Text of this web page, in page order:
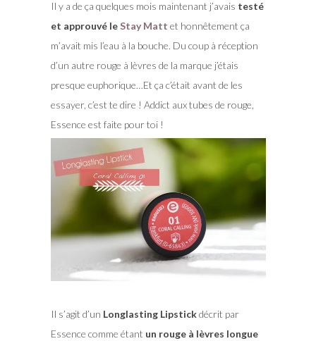
Il y a de ça quelques mois maintenant j’avais testé
et approuvé le Stay Matt et honnêtement ça
m’avait mis l’eau à la bouche. Du coup à réception
d’un autre rouge à lèvres de la marque j’étais
presque euphorique…Et ça c’était avant de les
essayer, c’est te dire ! Addict aux tubes de rouge,
Essence est faite pour toi !
Il s’agit d’un Longlasting Lipstickdécrit par
Essence comme étant un rouge à lèvres longue